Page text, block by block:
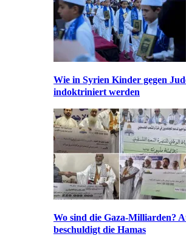
Wie in Syrien Kinder gegen
indoktriniert werden
Wo sind die Gaza-Milliarden?
beschuldigt die Hamas